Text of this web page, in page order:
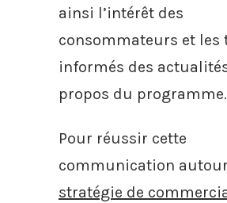
ainsi l’intérêt des
consommateurs et les
informés des
propos du programme.
Pour réussir cette
communication
stratégie de